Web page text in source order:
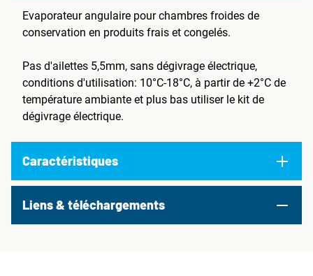
Evaporateur angulaire pour chambres froides de
conservation en produits frais et congelés.
Pas d'ailettes 5,5mm, sans dégivrage électrique,
conditions d'utilisation: 10°C-18°C, à partir de +2°C de
température ambiante et plus bas utiliser le kit de
dégivrage électrique.
Caractéristiques
Liens & téléchargements